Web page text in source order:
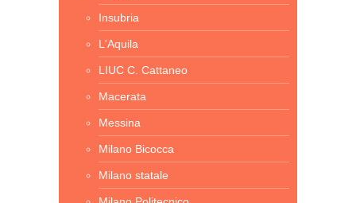
Insubria
L'Aquila
LIUC C. Cattaneo
Macerata
Messina
Milano Bicocca
Milano statale